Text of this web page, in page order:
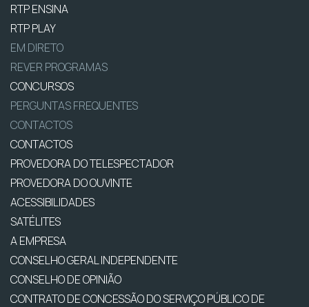
RTP ENSINA
RTP PLAY
EM DIRETO
REVER PROGRAMAS
CONCURSOS
PERGUNTAS FREQUENTES
CONTACTOS
CONTACTOS
PROVEDORA DO TELESPECTADOR
PROVEDORA DO OUVINTE
ACESSIBILIDADES
SATÉLITES
A EMPRESA
CONSELHO GERAL INDEPENDENTE
CONSELHO DE OPINIÃO
CONTRATO DE CONCESSÃO DO SERVIÇO PÚBLICO DE